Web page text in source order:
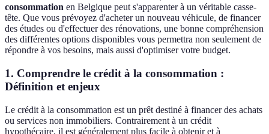
consommation en Belgique peut s'apparenter à un véritable casse-
tête. Que vous prévoyez d'acheter un nouveau véhicule, de financer
des études ou d'effectuer des rénovations, une bonne compréhension
des différentes options disponibles vous permettra non seulement de
répondre à vos besoins, mais aussi d'optimiser votre budget.
1. Comprendre le crédit à la consommation :
Définition et enjeux
Le crédit à la consommation est un prêt destiné à financer des achats
ou services non immobiliers. Contrairement à un crédit
hypothécaire, il est généralement plus facile à obtenir et à